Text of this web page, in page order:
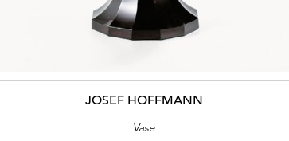
JOSEF HOFFMANN
Vase